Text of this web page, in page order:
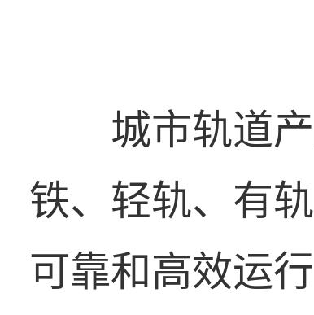
城市轨道
铁、轻轨、有
可靠和高效运